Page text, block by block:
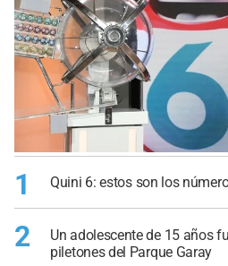
1 Quini 6: estos son los
2
Un adolescente de 15 años
piletones del Parque Garay